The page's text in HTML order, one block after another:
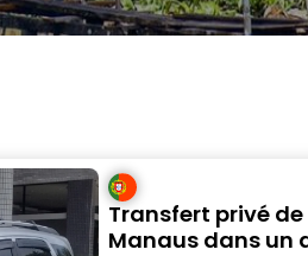
Transfert privé
Manaus dans un